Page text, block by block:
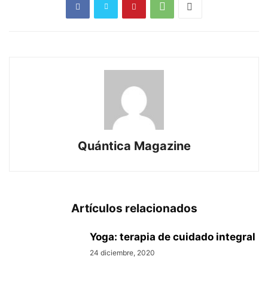
Quántica Magazine
Artículos relacionados
Yoga: terapia de cuidado integral
24 diciembre, 2020